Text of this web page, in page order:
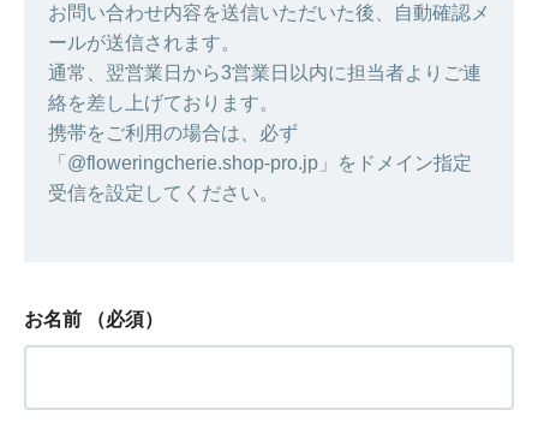
お問い合わせ内容を送信いただいた後、自動確認メ
ールが送信されます。
通常、翌営業日から3営業日以内に担当者よりご連
絡を差し上げております。
携帯をご利用の場合は、必ず
「@floweringcherie.shop-pro.jp」をドメイン指定
受信を設定してください。
お名前 （必須）